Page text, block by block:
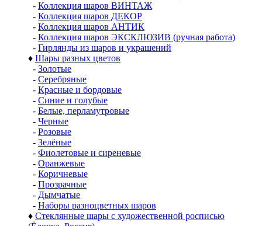
- Коллекция шаров ВИНТАЖ
- Коллекция шаров ДЕКОР
- Коллекция шаров АНТИК
- Коллекция шаров ЭКСКЛЮЗИВ (ручная работа)
- Гирлянды из шаров и украшений
♦ Шары разных цветов
- Золотые
- Серебряные
- Красные и бордовые
- Синие и голубые
- Белые, перламутровые
- Черные
- Розовые
- Зелёные
- Фиолетовые и сиреневые
- Оранжевые
- Коричневые
- Прозрачные
- Дымчатые
- Наборы разноцветных шаров
♦ Стеклянные шары с художественной росписью